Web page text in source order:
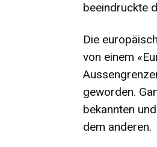
beeindruckte
Die
von einem
geworden.
bekannten
dem anderen.